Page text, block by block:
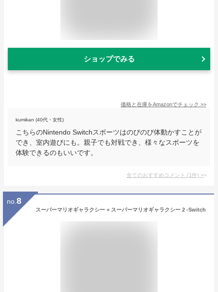
ショップでみる
価格と在庫をAmazonでチェック >>
kumikan (40代・女性)
こちらのNintendo Switchスポーツはのびのび体動かすことが
でき、室内遊びにも。親子でも対戦でき、様々なスポーツを
体験できるのもいいです。
全てのおすすめコメント (1件) >
no. 8
スーパーマリオギャラクシー + スーパーマリオギャラクシー 2 -Switch